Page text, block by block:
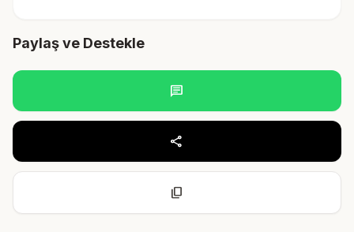
Paylaş ve Destekle
chat
share
content_copy